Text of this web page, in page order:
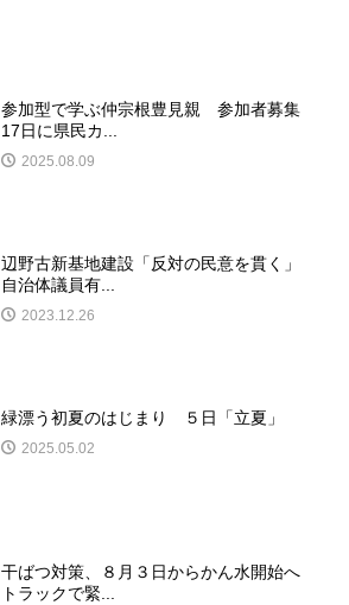
参加型で学ぶ仲宗根豊見親 参加者募集
17日に県民カ...
2025.08.09
辺野古新基地建設「反対の民意を貫く」
自治体議員有...
2023.12.26
緑漂う初夏のはじまり ５日「立夏」
2025.05.02
干ばつ対策、８月３日からかん水開始へ
トラックで緊...